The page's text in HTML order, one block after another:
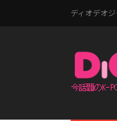
ディオデオ